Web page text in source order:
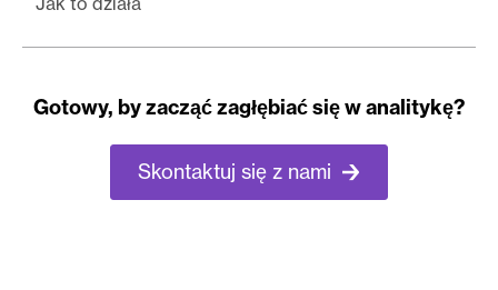
Gotowy, by zacząć zagłębiać się w analitykę?
Skontaktuj się z nami